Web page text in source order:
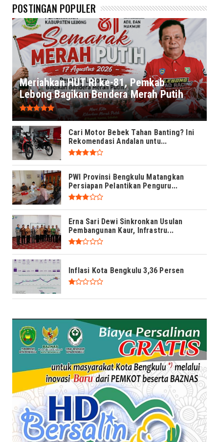
POSTINGAN POPULER
Meriahkan HUT RI ke-81, Pemkab
Lebong Bagikan Bendera Merah Putih
Cari Motor Bebek Tahan Banting? Ini
Rekomendasi Andalan untu...
PWI Provinsi Bengkulu Matangkan
Persiapan Pelantikan Penguru...
Erna Sari Dewi Sinkronkan Usulan
Pembangunan Kaur, Infrastru...
Inflasi Kota Bengkulu 3,36 Persen